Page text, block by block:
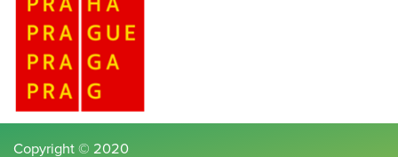
Copyright © 2020